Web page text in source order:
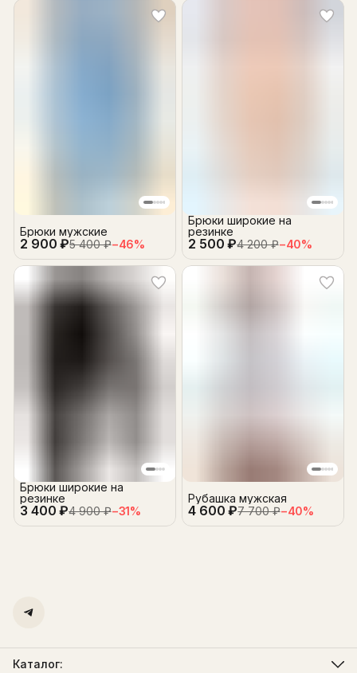
2 900 ₽5 400 ₽−46%
Брюки мужские
2 500 ₽4 200 ₽−40%
Брюки широкие на
резинке
3 400 ₽4 900 ₽−31%
Брюки широкие на
резинке
4 600 ₽7 700 ₽−40%
Рубашка мужская
Каталог: